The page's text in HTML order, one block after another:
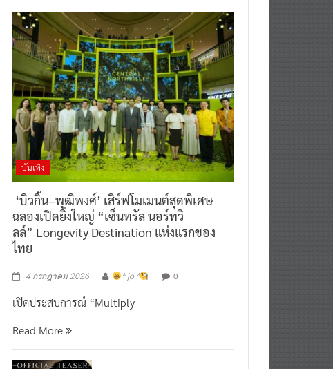
บันเทิง
‘บิวกิ้น–พุฒิพงศ์’ เสิร์ฟโมเมนต์สุดพิเศษ
ฉลองเปิดยิ่งใหญ่ “เซ็นทรัล นอร์ทวิ
ลล์” Longevity Destination แห่งแรกของ
ไทย
4 กรกฎาคม 2026 ^ jo ^ 0
เปิดประสบการณ์ “Multiply
Read More